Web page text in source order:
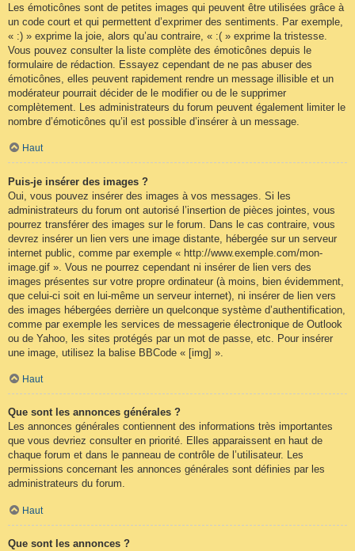
Les émoticônes sont de petites images qui peuvent être utilisées grâce à
un code court et qui permettent d’exprimer des sentiments. Par exemple,
« :) » exprime la joie, alors qu’au contraire, « :( » exprime la tristesse.
Vous pouvez consulter la liste complète des émoticônes depuis le
formulaire de rédaction. Essayez cependant de ne pas abuser des
émoticônes, elles peuvent rapidement rendre un message illisible et un
modérateur pourrait décider de le modifier ou de le supprimer
complètement. Les administrateurs du forum peuvent également limiter le
nombre d’émoticônes qu’il est possible d’insérer à un message.
Haut
Puis-je insérer des images ?
Oui, vous pouvez insérer des images à vos messages. Si les
administrateurs du forum ont autorisé l’insertion de pièces jointes, vous
pourrez transférer des images sur le forum. Dans le cas contraire, vous
devrez insérer un lien vers une image distante, hébergée sur un serveur
internet public, comme par exemple « http://www.exemple.com/mon-
image.gif ». Vous ne pourrez cependant ni insérer de lien vers des
images présentes sur votre propre ordinateur (à moins, bien évidemment,
que celui-ci soit en lui-même un serveur internet), ni insérer de lien vers
des images hébergées derrière un quelconque système d’authentification,
comme par exemple les services de messagerie électronique de Outlook
ou de Yahoo, les sites protégés par un mot de passe, etc. Pour insérer
une image, utilisez la balise BBCode « [img] ».
Haut
Que sont les annonces générales ?
Les annonces générales contiennent des informations très importantes
que vous devriez consulter en priorité. Elles apparaissent en haut de
chaque forum et dans le panneau de contrôle de l’utilisateur. Les
permissions concernant les annonces générales sont définies par les
administrateurs du forum.
Haut
Que sont les annonces ?